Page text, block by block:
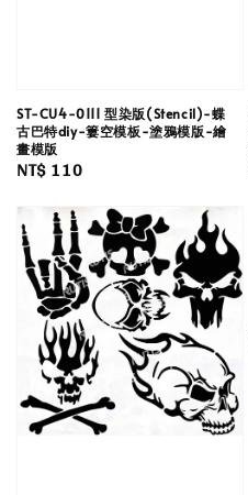
ST-CU4-0111 型染版(Stencil)-蝶
古巴特diy-簍空模板-塗鴉模版-繪
畫模版
Regular
NT$ 110